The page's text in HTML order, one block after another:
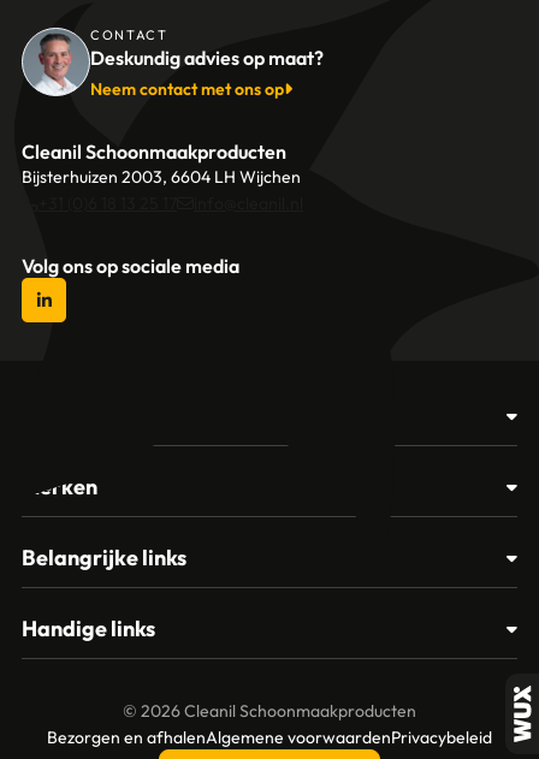
CONTACT
Deskundig advies op maat?
Neem contact met ons op
Cleanil Schoonmaakproducten
Bijsterhuizen 2003, 6604 LH Wijchen
Volg ons op sociale media
Glasbewassing
Materialen
Papier – Dispensers - Toiletinrichting
Merken
Spectro
Vikan
Vileda
Belangrijke links
Contact
Mijn account
Handige links
Over ons
© 2026 Cleanil Schoonmaakproducten
Bezorgen en afhalenAlgemene voorwaardenPrivacybeleid